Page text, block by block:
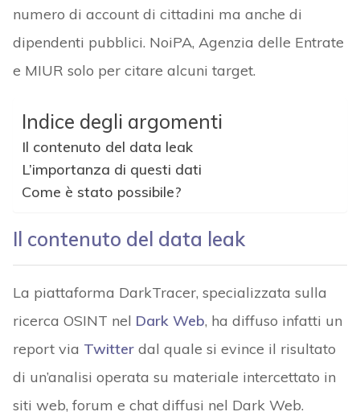
numero di account di cittadini ma anche di
dipendenti pubblici. NoiPA, Agenzia delle Entrate
e MIUR solo per citare alcuni target.
Indice degli argomenti
Il contenuto del data leak
L’importanza di questi dati
Come è stato possibile?
Il contenuto del data leak
La piattaforma DarkTracer, specializzata sulla
ricerca OSINT nel Dark Web, ha diffuso infatti un
report via Twitterdal quale si evince il risultato
di un’analisi operata su materiale intercettato in
siti web, forum e chat diffusi nel Dark Web.